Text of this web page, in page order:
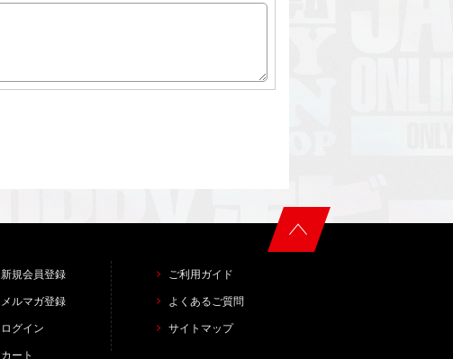
新規会員登録
メルマガ登録
ログイン
カート
ご利用ガイド
よくあるご質問
サイトマップ